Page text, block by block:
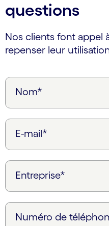
questions
Nos clients font appel
repenser leur
Nom*
E-mail*
Entreprise*
Numéro de